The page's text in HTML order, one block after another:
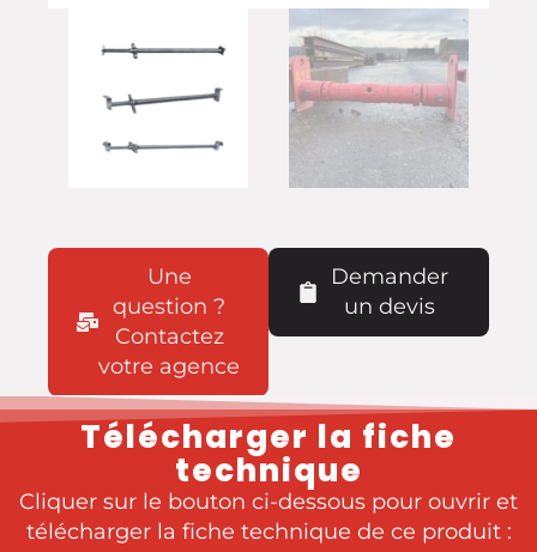
Une
question ?
Contactez
votre agence
Demander
un devis
Télécharger la fiche
technique
Cliquer sur le bouton ci-dessous pour ouvrir et
télécharger la fiche technique de ce produit :​